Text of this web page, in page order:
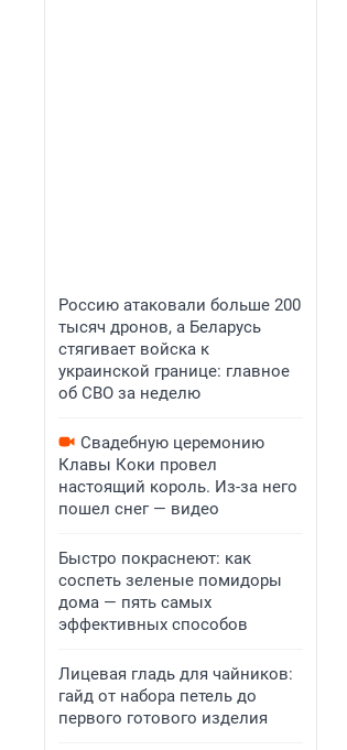
Россию атаковали больше 200
тысяч дронов, а Беларусь
стягивает войска к
украинской границе: главное
об СВО за неделю
Свадебную церемонию
Клавы Коки провел
настоящий король. Из-за него
пошел снег — видео
Быстро покраснеют: как
соспеть зеленые помидоры
дома — пять самых
эффективных способов
Лицевая гладь для чайников:
гайд от набора петель до
первого готового изделия